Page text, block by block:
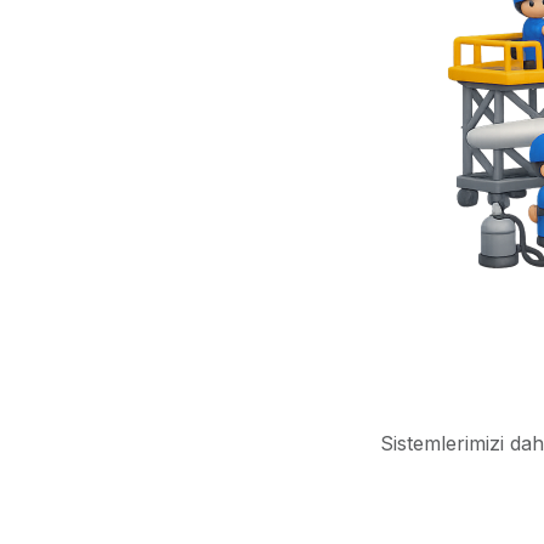
Sistemlerimizi